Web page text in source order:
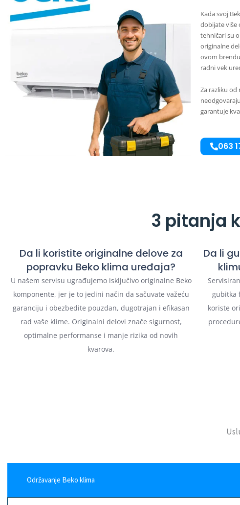
Kada svoj
dobijate više
tehničari su
originalne
ovom
radni vek
Za razliku od
garantuje
063
3 pitanja
Da li koristite originalne delove za
popravku Beko klima uređaja?
U našem servisu ugrađujemo isključivo originalne Beko
komponente, jer je to jedini način da sačuvate važeću
garanciju i obezbedite pouzdan, dugotrajan i efikasan
rad vaše klime. Originalni delovi znače sigurnost,
optimalne performanse i manje rizika od novih
kvarova.
Da li
gubitka
koriste
Održavanje Beko klima